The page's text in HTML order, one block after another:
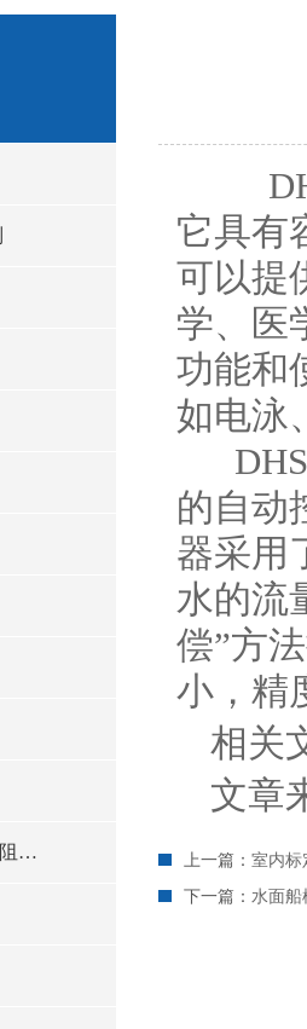
干燥箱、干热灭箘箱、电阻炉系列
它具有
可以提
学、医
功能和
如电泳
DHS
的自动
器采用
水的流
偿”方
小，精
相关
文章
上一篇： 室内标
下一篇： 水面船